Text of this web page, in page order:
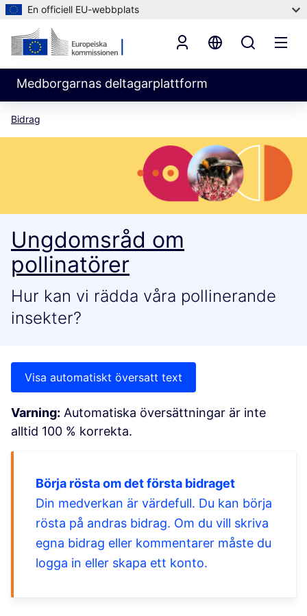
En officiell EU-webbplats
Medborgarnas deltagarplattform
Bidrag
Ungdomsråd om
pollinatörer
Hur kan vi rädda våra pollinerande
insekter?
Visa automatiskt översatt text
Varning: Automatiska översättningar är inte
alltid 100 % korrekta.
Börja rösta om det första bidraget
Din medverkan är värdefull. Du kan börja
rösta på andras bidrag. Om du vill skriva
egna bidrag eller kommentarer måste du
logga in eller skapa ett konto.